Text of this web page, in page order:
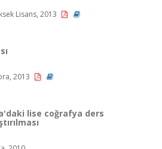
Lisans, 2013
2013
lise coğrafya ders